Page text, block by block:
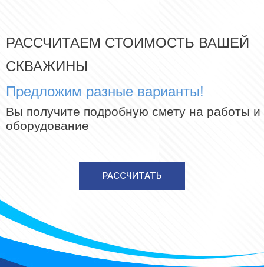
РАССЧИТАЕМ СТОИМОСТЬ ВАШЕЙ
СКВАЖИНЫ
Предложим разные варианты!
Вы получите подробную смету на работы и
оборудование
РАССЧИТАТЬ